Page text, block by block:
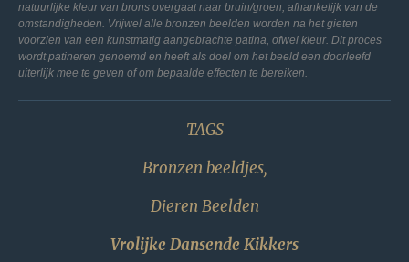
natuurlijke kleur van brons overgaat naar bruin/groen, afhankelijk van de
omstandigheden. Vrijwel alle bronzen beelden worden na het gieten
voorzien van een kunstmatig aangebrachte patina, ofwel kleur. Dit proces
wordt patineren genoemd en heeft als doel om het beeld een doorleefd
uiterlijk mee te geven of om bepaalde effecten te bereiken.
TAGS
Bronzen beeldjes,
Dieren Beelden
Vrolijke Dansende Kikkers